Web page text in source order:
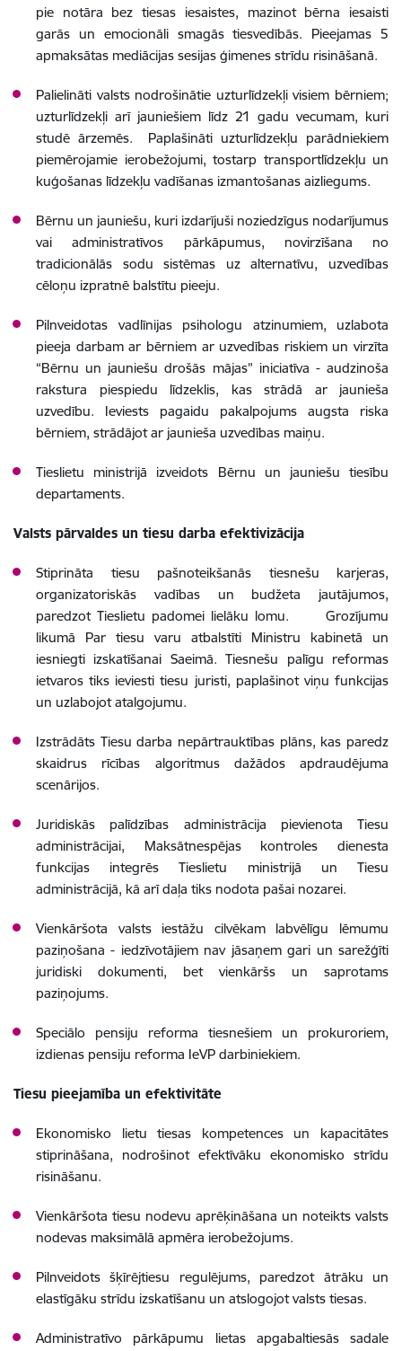
pie notāra bez tiesas iesaistes, mazinot bērna iesaisti
garās un emocionāli smagās tiesvedībās. Pieejamas 5
apmaksātas mediācijas sesijas ģimenes strīdu risināšanā.
Palielināti valsts nodrošinātie uzturlīdzekļi visiem bērniem;
uzturlīdzekļi arī jauniešiem līdz 21 gadu vecumam, kuri
studē ārzemēs. Paplašināti uzturlīdzekļu parādniekiem
piemērojamie ierobežojumi, tostarp transportlīdzekļu un
kuģošanas līdzekļu vadīšanas izmantošanas aizliegums.
Bērnu un jauniešu, kuri izdarījuši noziedzīgus nodarījumus
vai administratīvos pārkāpumus, novirzīšana no
tradicionālās sodu sistēmas uz alternatīvu, uzvedības
cēloņu izpratnē balstītu pieeju.
Pilnveidotas vadlīnijas psihologu atzinumiem, uzlabota
pieeja darbam ar bērniem ar uzvedības riskiem un virzīta
“Bērnu un jauniešu drošās mājas” iniciatīva - audzinoša
rakstura piespiedu līdzeklis, kas strādā ar jaunieša
uzvedību. Ieviests pagaidu pakalpojums augsta riska
bērniem, strādājot ar jaunieša uzvedības maiņu.
Tieslietu ministrijā izveidots Bērnu un jauniešu tiesību
departaments.
Valsts pārvaldes un tiesu darba efektivizācija
Stiprināta tiesu pašnoteikšanās tiesnešu karjeras,
organizatoriskās vadības un budžeta jautājumos,
paredzot Tieslietu padomei lielāku lomu. Grozījumu
likumā Par tiesu varu atbalstīti Ministru kabinetā un
iesniegti izskatīšanai Saeimā. Tiesnešu palīgu reformas
ietvaros tiks ieviesti tiesu juristi, paplašinot viņu funkcijas
un uzlabojot atalgojumu.
Izstrādāts Tiesu darba nepārtrauktības plāns, kas paredz
skaidrus rīcības algoritmus dažādos apdraudējuma
scenārijos.
Juridiskās palīdzības administrācija pievienota Tiesu
administrācijai, Maksātnespējas kontroles dienesta
funkcijas integrēs Tieslietu ministrijā un Tiesu
administrācijā, kā arī daļa tiks nodota pašai nozarei.
Vienkāršota valsts iestāžu cilvēkam labvēlīgu lēmumu
paziņošana - iedzīvotājiem nav jāsaņem gari un sarežģīti
juridiski dokumenti, bet vienkāršs un saprotams
paziņojums.
Speciālo pensiju reforma tiesnešiem un prokuroriem,
izdienas pensiju reforma IeVP darbiniekiem.
Tiesu pieejamība un efektivitāte
Ekonomisko lietu tiesas kompetences un kapacitātes
stiprināšana, nodrošinot efektīvāku ekonomisko strīdu
risināšanu.
Vienkāršota tiesu nodevu aprēķināšana un noteikts valsts
nodevas maksimālā apmēra ierobežojums.
Pilnveidots šķīrējtiesu regulējums, paredzot ātrāku un
elastīgāku strīdu izskatīšanu un atslogojot valsts tiesas.
Administratīvo pārkāpumu lietas apgabaltiesās sadale